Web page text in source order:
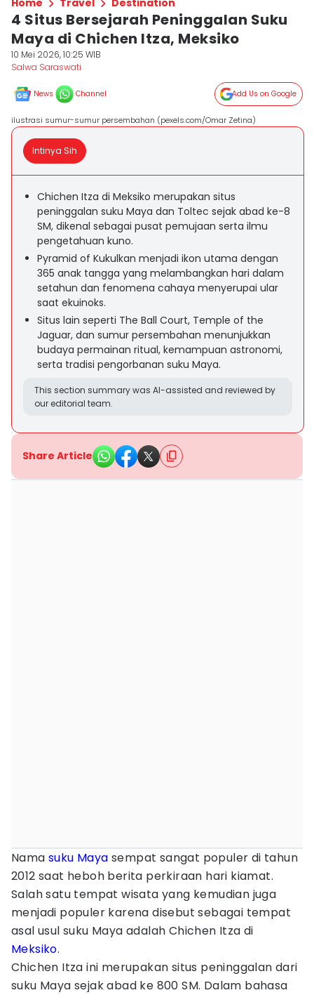
Home Travel Destination
4 Situs Bersejarah Peninggalan Suku
Maya di Chichen Itza, Meksiko
10 Mei 2026, 10:25 WIB
Salwa Saraswati
News Channel Add Us on Google
ilustrasi sumur-sumur persembahan (pexels.com/Omar Zetina)
Intinya Sih
Chichen Itza di Meksiko merupakan situs
peninggalan suku Maya dan Toltec sejak abad ke-8
SM, dikenal sebagai pusat pemujaan serta ilmu
pengetahuan kuno.
Pyramid of Kukulkan menjadi ikon utama dengan
365 anak tangga yang melambangkan hari dalam
setahun dan fenomena cahaya menyerupai ular
saat ekuinoks.
Situs lain seperti The Ball Court, Temple of the
Jaguar, dan sumur persembahan menunjukkan
budaya permainan ritual, kemampuan astronomi,
serta tradisi pengorbanan suku Maya.
This section summary was AI-assisted and reviewed by
our editorial team.
Share Article
Nama suku Maya sempat sangat populer di tahun
2012 saat heboh berita perkiraan hari kiamat.
Salah satu tempat wisata yang kemudian juga
menjadi populer karena disebut sebagai tempat
asal usul suku Maya adalah Chichen Itza di
Meksiko.
Chichen Itza ini merupakan situs peninggalan dari
suku Maya sejak abad ke 800 SM. Dalam bahasa